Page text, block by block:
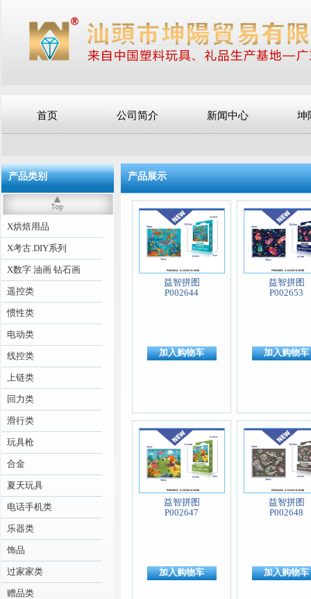
首页 公司简介 新闻中心 坤
产品类别
X烘焙用品
X考古.DIY系列
X数字 油画 钻石画
遥控类
惯性类
电动类
线控类
上链类
回力类
滑行类
玩具枪
合金
夏天玩具
电话手机类
乐器类
饰品
过家家类
赠品类
产品展示
益智拼图
P002644
加入购物车
益智拼图
P002653
加入购物车
益智拼图
P002647
加入购物车
益智拼图
P002648
加入购物车